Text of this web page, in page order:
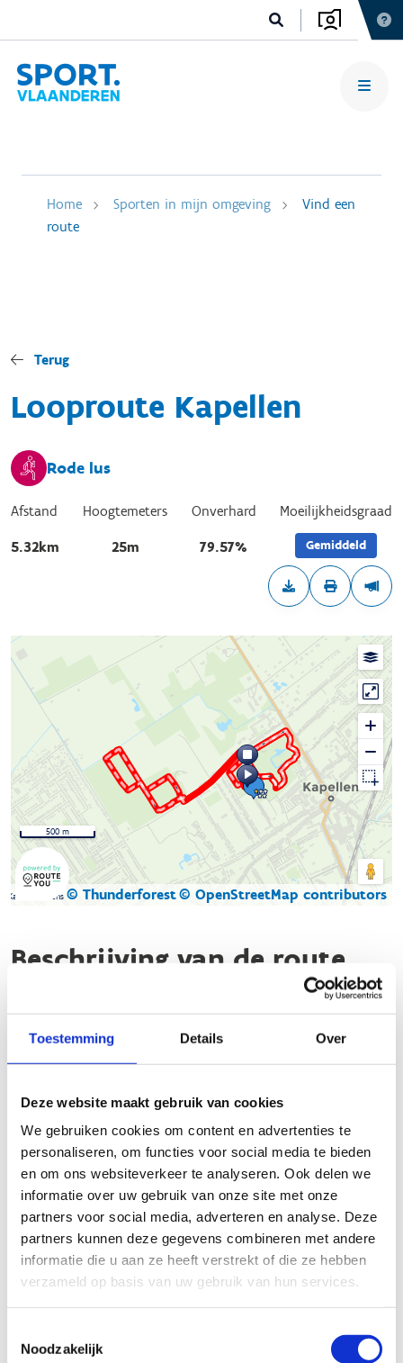
Toestemming Details Over
Deze website maakt gebruik van cookies
We gebruiken cookies om content en advertenties te
personaliseren, om functies voor social media te bieden
en om ons websiteverkeer te analyseren. Ook delen we
informatie over uw gebruik van onze site met onze
partners voor social media, adverteren en analyse. Deze
partners kunnen deze gegevens combineren met andere
informatie die u aan ze heeft verstrekt of die ze hebben
verzameld op basis van uw gebruik van hun services.
Noodzakelijk
Home Sporten in mijn omgeving
Vind een
route
Terug
Looproute Kapellen
Rode lus
Afstand
5.32km
Hoogtemeters
25m
Onverhard
79.57%
Moeilijkheidsgraad
Gemiddeld
Kaartgegevens © Thunderforest© OpenStreetMap contributors
500 m
Beschrijving van de route
Geniet van een prachtige, bewegwijzerde looproute door het
gemeentepark en het natuurgebied Het Rood. Deze route
perfect voor zowel beginners als ervaren lopers. Kom en
ervaar de natuur terwijl je aan je conditie werkt op deze
goed onderhouden paden.
Startplaatsen
Bergstraat 85 2950 Kapellen